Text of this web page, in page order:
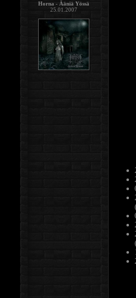
Horna - Ääniä Yössä
25.01.2007